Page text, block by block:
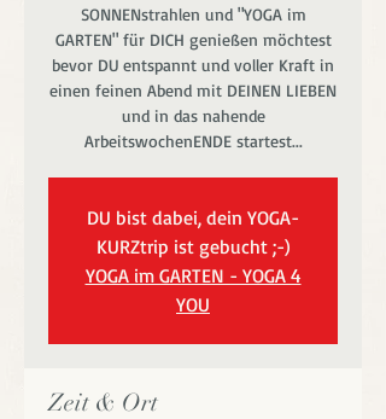
SONNENstrahlen und "YOGA im
GARTEN" für DICH genießen möchtest
bevor DU entspannt und voller Kraft in
einen feinen Abend mit DEINEN LIEBEN
und in das nahende
ArbeitswochenENDE startest...
DU bist dabei, dein YOGA-
KURZtrip ist gebucht ;-)
YOGA im GARTEN - YOGA 4
YOU
Zeit & Ort